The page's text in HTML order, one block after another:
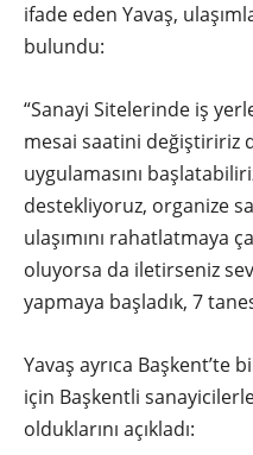
ifade eden Yavaş,
bulundu:
“Sanayi Sitelerinde iş
mesai saatini değiştiririz
uygulamasını
destekliyoruz, organize
ulaşımını rahatlatmaya
oluyorsa da iletirseniz
yapmaya başladık, 7
Yavaş ayrıca
için Başkentli
olduklarını açıkladı: